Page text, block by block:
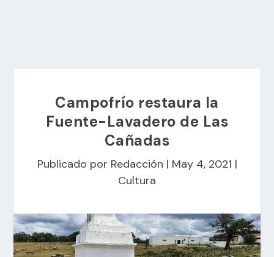
Campofrío restaura la
Fuente-Lavadero de Las
Cañadas
Publicado por Redacción | May 4, 2021 |
Cultura